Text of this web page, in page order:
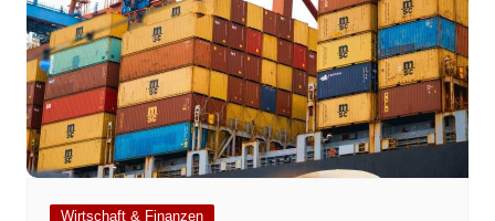
Wirtschaft & Finanzen